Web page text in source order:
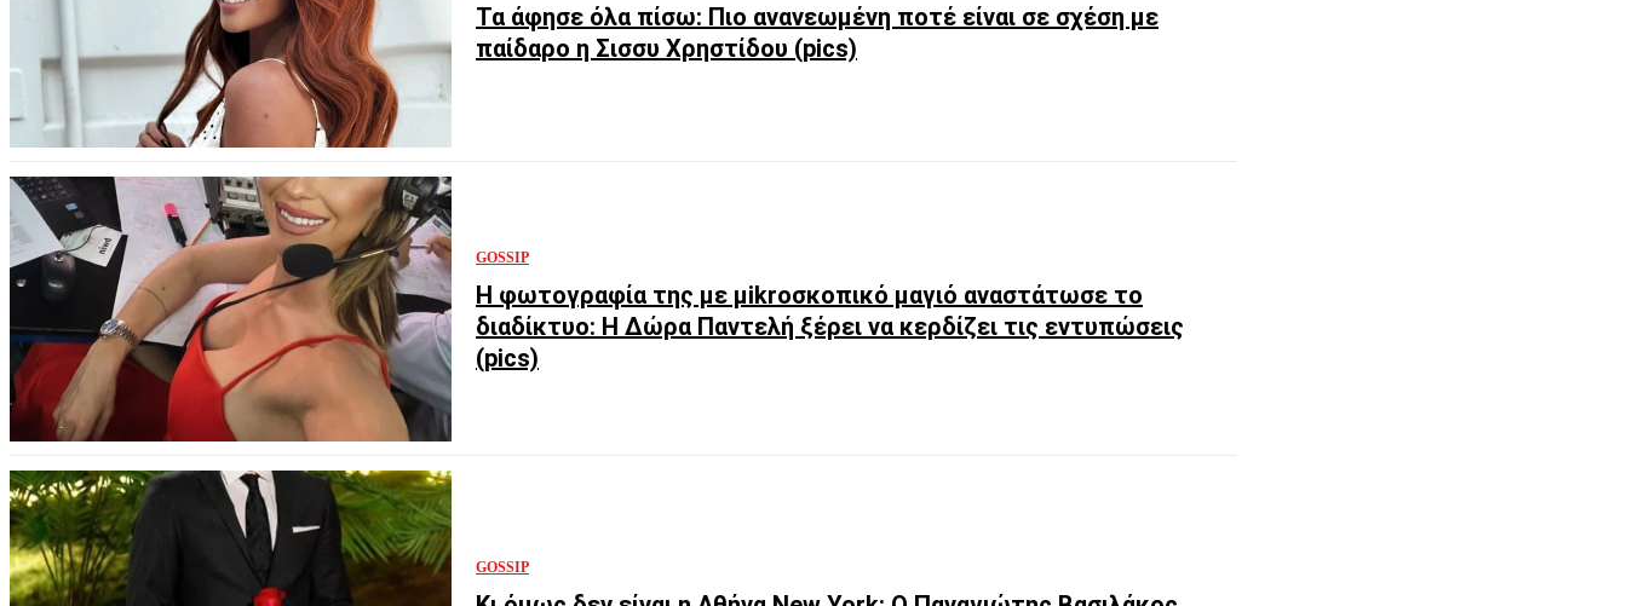
Τα άφησε όλα πίσω: Πιο ανανεωμένη ποτέ είναι σε σχέση με
παίδαρο η Σισσυ Χρηστίδου (pics)
GOSSIP
Η φωτογραφία της με μikroσκοπικό μαγιό αναστάτωσε το
διαδίκτυο: Η Δώρα Παντελή ξέρει να κερδίζει τις εντυπώσεις
(pics)
GOSSIP